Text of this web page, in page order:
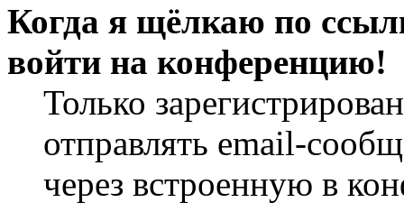
Когда я щёлкаю по
войти на конференцию!
Только
отправлять email-
через встроенную в